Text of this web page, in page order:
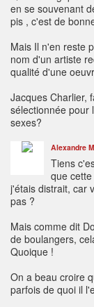
en se souvenant
pis , c'est de
Mais Il n'en reste
nom d'un artiste
qualité d'une
Jacques Charlier,
sélectionnée pour
sexes?
Alexandre
Tiens
que
j'étais distrait, car
pas ?
Mais comme dit
de boulangers,
Quoique !
On a beau croire
parfois de quoi il